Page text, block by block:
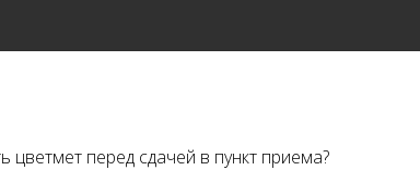
цветмет перед сдачей в пункт приема?